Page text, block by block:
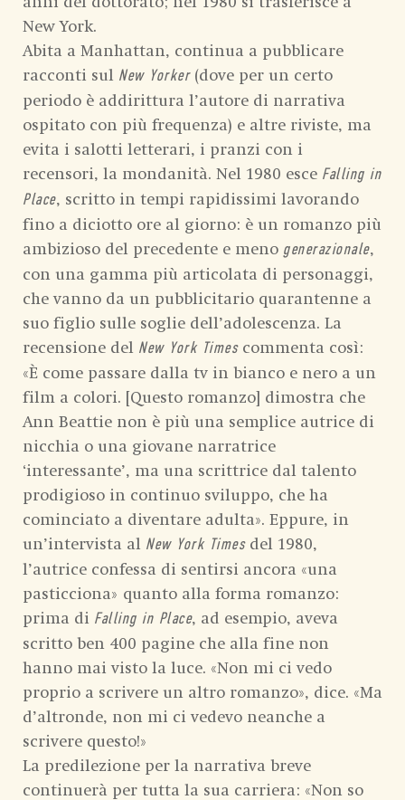
New York.
Abita a Manhattan, continua a pubblicare
racconti sul New Yorker(dove per un certo
periodo è addirittura l’autore di narrativa
ospitato con più frequenza) e altre riviste, ma
evita i salotti letterari, i pranzi con i
recensori, la mondanità. Nel 1980 esce Falling in
Place, scritto in tempi rapidissimi lavorando
fino a diciotto ore al giorno: è un romanzo più
ambizioso del precedente e meno generazionale,
con una gamma più articolata di personaggi,
che vanno da un pubblicitario quarantenne a
suo figlio sulle soglie dell’adolescenza. La
recensione del New York Timescommenta così:
«È come passare dalla tv in bianco e nero a un
film a colori. [Questo romanzo] dimostra che
Ann Beattie non è più una semplice autrice di
nicchia o una giovane narratrice
‘interessante’, ma una scrittrice dal talento
prodigioso in continuo sviluppo, che ha
cominciato a diventare adulta». Eppure, in
un’intervista al New York Timesdel 1980,
l’autrice confessa di sentirsi ancora «una
pasticciona» quanto alla forma romanzo:
prima di Falling in Place, ad esempio, aveva
scritto ben 400 pagine che alla fine non
hanno mai visto la luce. «Non mi ci vedo
proprio a scrivere un altro romanzo», dice. «Ma
d’altronde, non mi ci vedevo neanche a
scrivere questo!»
La predilezione per la narrativa breve
continuerà per tutta la sua carriera: «Non so